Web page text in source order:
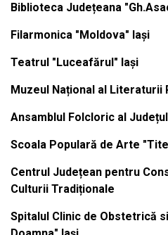
Biblioteca Județeana
Filarmonica "Moldova" Iași
Teatrul "Luceafărul" Iași
Muzeul Național al Literaturii
Ansamblul Folcloric al
Scoala Populară de Arte
Centrul Județean pentru
Culturii Tradiționale
Spitalul Clinic de Obstetrică